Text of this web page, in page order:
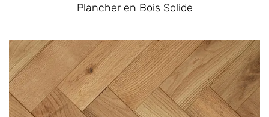
Plancher en Bois Solide